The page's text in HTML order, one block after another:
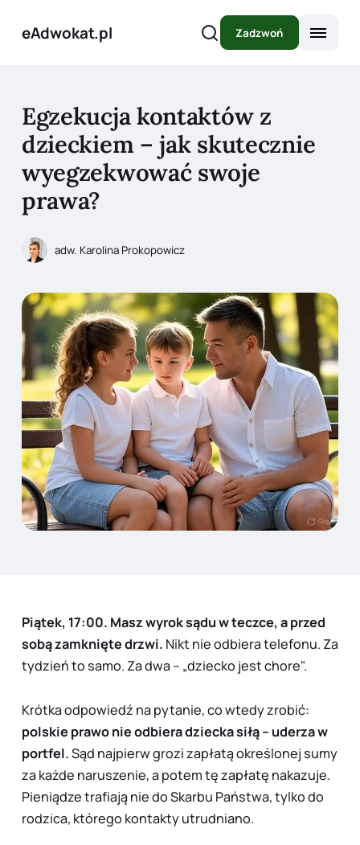
eAdwokat.pl Zadzwoń
Egzekucja kontaktów z
dzieckiem – jak skutecznie
wyegzekwować swoje
prawa?
adw. Karolina Prokopowicz
Piątek, 17:00. Masz wyrok sądu w teczce, a przed
sobą zamknięte drzwi. Nikt nie odbiera telefonu. Za
tydzień to samo. Za dwa – „dziecko jest chore".
Krótka odpowiedź na pytanie, co wtedy zrobić:
polskie prawo nie odbiera dziecka siłą – uderza w
portfel.Sąd najpierwgrozizapłatą określonej sumy
za każde naruszenie, a potem tę zapłatę nakazuje.
Pieniądze trafiają nie do Skarbu Państwa, tylko do
rodzica, którego kontakty utrudniano.